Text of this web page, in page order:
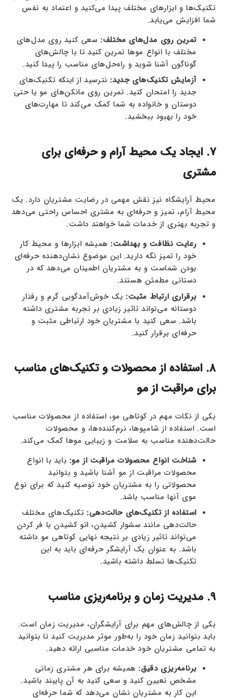
تکنیک‌ها و ابزارهای مختلف پیدا می‌کنید و اعتماد به نفس
شما افزایش می‌یابد.
تمرین روی مدل‌های مختلف: سعی کنید روی مدل‌های
مختلف با انواع موها تمرین کنید تا با چالش‌های
گوناگون آشنا شوید و راه‌حل‌های مناسب را پیدا کنید.
آزمایش تکنیک‌های جدید: نترسید از اینکه تکنیک‌های
جدید را امتحان کنید. تمرین روی مانکن‌های مو یا حتی
دوستان و خانواده به شما کمک می‌کند تا مهارت‌های
خود را بهبود ببخشید.
7. ایجاد یک محیط آرام و حرفه‌ای برای
مشتری
محیط آرایشگاه نیز نقش مهمی در رضایت مشتریان دارد. یک
محیط آرام، تمیز و حرفه‌ای به مشتری احساس راحتی می‌دهد
و تجربه بهتری از خدمات شما خواهند داشت.
رعایت نظافت و بهداشت: همیشه ابزارها و محیط کار
خود را تمیز نگه دارید. این موضوع نشان‌دهنده حرفه‌ای
بودن شماست و به مشتریان اطمینان می‌دهد که در
دستانی مطمئن هستند.
برقراری ارتباط مثبت: یک خوش‌آمدگویی گرم و رفتار
دوستانه می‌تواند تاثیر زیادی بر تجربه مشتری داشته
باشد. سعی کنید با مشتریان خود ارتباطی مثبت و
حرفه‌ای برقرار کنید.
8. استفاده از محصولات و تکنیک‌های مناسب
برای مراقبت از مو
یکی از نکات مهم در کوتاهی مو، استفاده از محصولات مناسب
است. استفاده از شامپوها، نرم‌کننده‌ها، و محصولات
حالت‌دهنده مناسب به سلامت و زیبایی موها کمک می‌کند.
شناخت انواع محصولات مراقبت از مو: باید با انواع
محصولات مراقبت از مو آشنا باشید و بتوانید
محصولاتی را به مشتریان خود توصیه کنید که برای نوع
موی آنها مناسب باشد.
استفاده از تکنیک‌های حالت‌دهی: تکنیک‌های مختلف
حالت‌دهی مانند سشوار کشیدن، اتو کشیدن یا فر کردن
می‌تواند تاثیر زیادی بر نتیجه نهایی کوتاهی مو داشته
باشد. به عنوان یک آرایشگر حرفه‌ای باید به این
تکنیک‌ها تسلط داشته باشید.
9. مدیریت زمان و برنامه‌ریزی مناسب
یکی از چالش‌های مهم برای آرایشگران، مدیریت زمان است.
باید بتوانید زمان خود را به‌طور موثر مدیریت کنید تا بتوانید
به تمامی مشتریان خود خدمات مناسبی ارائه دهید.
برنامه‌ریزی دقیق: همیشه برای هر مشتری زمانی
مشخص تعیین کنید و سعی کنید به آن پایبند باشید.
این کار به مشتریان نشان می‌دهد که شما حرفه‌ای